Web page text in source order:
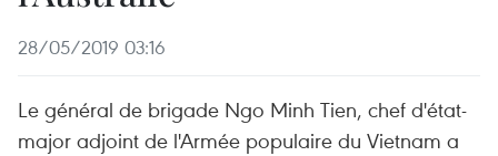
28/05/2019 03:16
Le général de brigade Ngo Minh Tien, chef d'état-
major adjoint de l'Armée populaire du Vietnam a